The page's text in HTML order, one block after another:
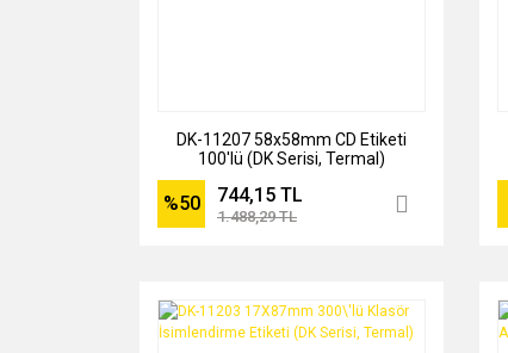
DK-11207 58x58mm CD Etiketi
100'lü (DK Serisi, Termal)
%50 744,15 TL
1.488,29 TL